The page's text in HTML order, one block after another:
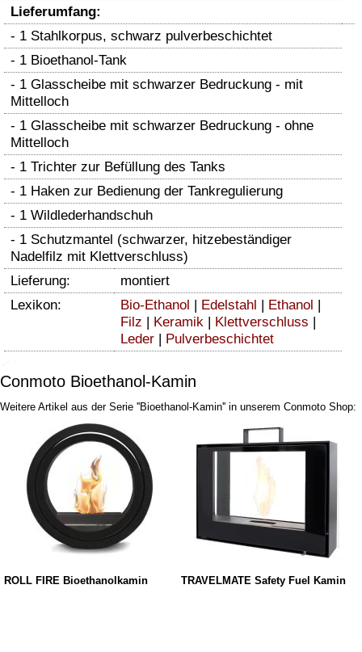
Lieferumfang:
- 1 Stahlkorpus, schwarz pulverbeschichtet
- 1 Bioethanol-Tank
- 1 Glasscheibe mit schwarzer Bedruckung - mit
Mittelloch
- 1 Glasscheibe mit schwarzer Bedruckung - ohne
Mittelloch
- 1 Trichter zur Befüllung des Tanks
- 1 Haken zur Bedienung der Tankregulierung
- 1 Wildlederhandschuh
- 1 Schutzmantel (schwarzer, hitzebeständiger
Nadelfilz mit Klettverschluss)
Lieferung:
montiert
Lexikon:
Bio-Ethanol | Edelstahl | Ethanol |
Filz | Keramik | Klettverschluss |
Leder | Pulverbeschichtet
Conmoto Bioethanol-Kamin
Weitere Artikel aus der Serie ''Bioethanol-Kamin'' in unserem Conmoto Shop:
ROLL FIRE Bioethanolkamin TRAVELMATE Safety Fuel Kamin